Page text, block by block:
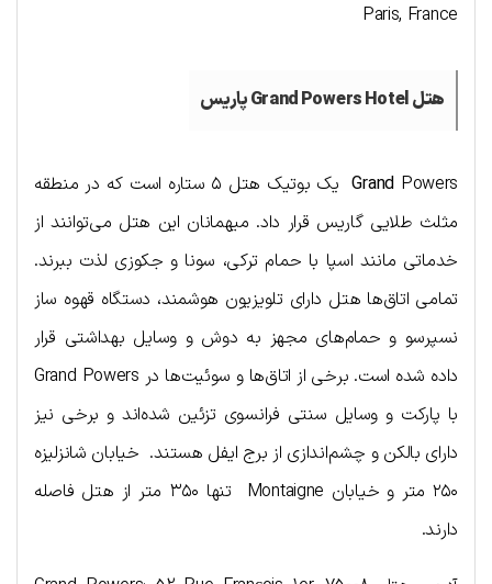
Paris, France
هتل Grand Powers Hotel پاریس
Grand
Powers یک بوتیک هتل ۵ ستاره است که در منطقه
مثلث طلایی گاریس قرار داد. میهمانان این هتل می‌توانند از
خدماتی مانند اسپا با حمام ترکی، سونا و جکوزی لذت ببرند.
تمامی اتاق‌ها هتل دارای تلویزیون هوشمند، دستگاه قهوه ساز
نسپرسو و حمام‌های مجهز به دوش و وسایل بهداشتی قرار
داده شده است. برخی از اتاق‌ها و سوئیت‌ها در Grand Powers
با پارکت و وسایل سنتی فرانسوی تزئین شده‌اند و برخی نیز
دارای بالکن و چشم‌اندازی از برج ایفل هستند. خیابان شانزلیزه
۲۵۰ متر و خیابان Montaigne تنها ۳۵۰ متر از هتل فاصله
دارند.